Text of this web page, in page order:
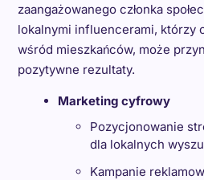
zaangażowanego członka
lokalnymi influencerami, którzy
wśród mieszkańców, może
pozytywne rezultaty.
Marketing cyfrowy
Pozycjonowanie
dla lokalnych
Kampanie